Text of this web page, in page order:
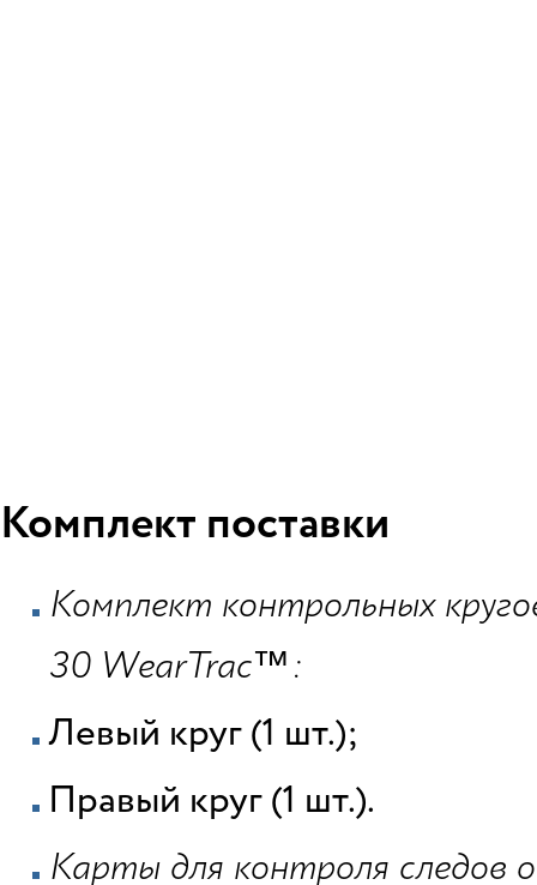
Комплект поставки
Комплект контрольных
30 WearTrac™:
Левый круг (1 шт.);
Правый круг (1 шт.).
Карты для контроля следов